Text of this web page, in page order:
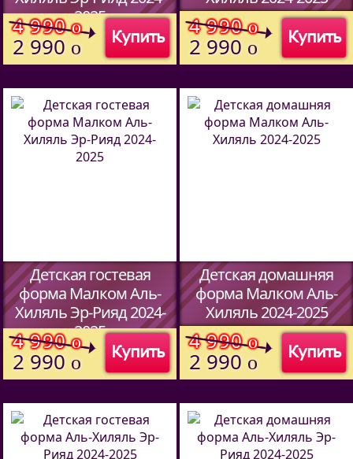
2025
(Код:00) Купить
4 990o
2 990 o
(Код:00)
Купить
4 990o
2 990 o
Детская гостевая
форма Малком Аль-
Хиляль Эр-Рияд 2024-
2025
(Код:00) Купить
4 990o
2 990 o
Детская домашняя
форма Малком Аль-
Хиляль 2024-2025
(Код:00)
Купить
4 990o
2 990 o